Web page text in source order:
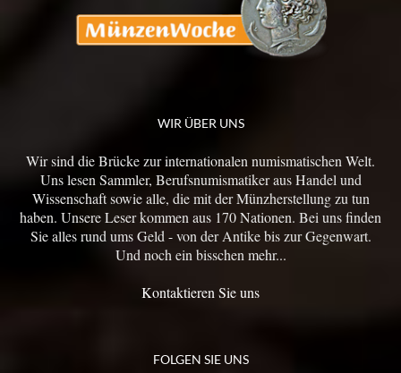
WIR ÜBER UNS
Wir sind die Brücke zur internationalen numismatischen Welt.
Uns lesen Sammler, Berufsnumismatiker aus Handel und
Wissenschaft sowie alle, die mit der Münzherstellung zu tun
haben. Unsere Leser kommen aus 170 Nationen. Bei uns finden
Sie alles rund ums Geld - von der Antike bis zur Gegenwart.
Und noch ein bisschen mehr...
Kontaktieren Sie uns
FOLGEN SIE UNS